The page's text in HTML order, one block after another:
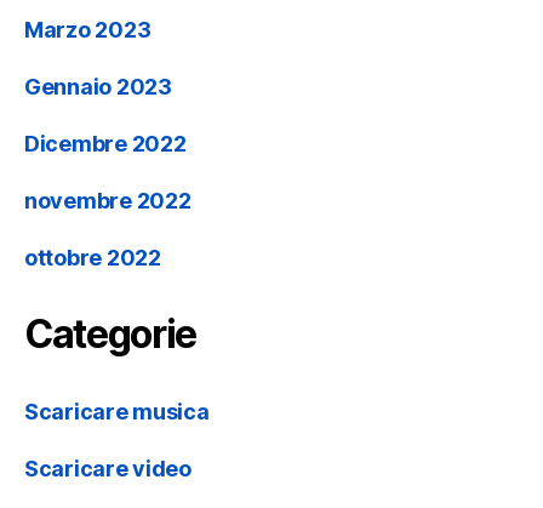
Marzo 2023
Gennaio 2023
Dicembre 2022
novembre 2022
ottobre 2022
Categorie
Scaricare musica
Scaricare video